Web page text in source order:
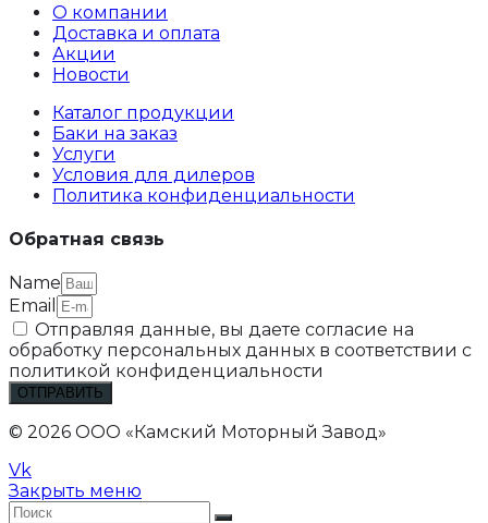
О компании
Доставка и оплата
Акции
Новости
Каталог продукции
Баки на заказ
Услуги
Условия для дилеров
Политика конфиденциальности
Обратная связь
Name
Email
Отправляя данные, вы даете согласие на
обработку персональных данных в соответствии с
политикой конфиденциальности
ОТПРАВИТЬ
© 2026 ООО «Камский Моторный Завод»
Vk
Закрыть меню